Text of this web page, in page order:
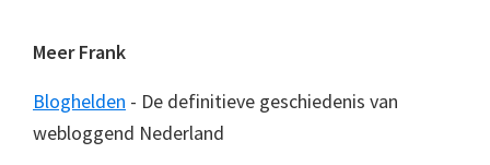
Meer Frank
Bloghelden - De definitieve geschiedenis van
webloggend Nederland